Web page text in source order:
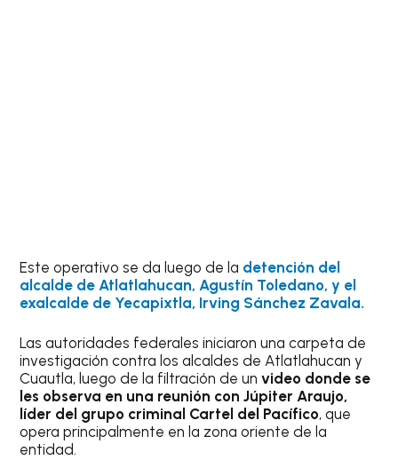
Este operativo se da luego de la detención del
alcalde de Atlatlahucan, Agustín Toledano, y el
exalcalde de Yecapixtla, Irving Sánchez Zavala.
Las autoridades federales iniciaron una carpeta de
investigación contra los alcaldes de Atlatlahucan y
Cuautla, luego de la filtración de unvideo donde se
les observa en una reunión con Júpiter Araujo,
líder del grupo criminal Cartel del Pacífico, que
opera principalmente en la zona oriente de la
entidad.